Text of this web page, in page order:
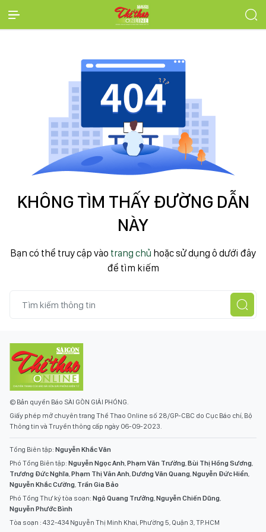
KHÔNG TÌM THẤY ĐƯỜNG DẪN
NÀY
Bạn có thể truy cập vào trang chủ hoặc sử dụng ô dưới đây
để tìm kiếm
© Bản quyền Báo SÀI GÒN GIẢI PHÓNG.
Giấy phép mở chuyên trang Thể Thao Online số 28/GP-CBC do Cục Báo chí, Bộ
Thông tin và Truyền thông cấp ngày 06-09-2023.
Tổng Biên tập: Nguyễn Khắc Văn
Phó Tổng Biên tập: Nguyễn Ngọc Anh,Phạm Văn Trường,Bùi Thị Hồng Sương,
Trương Đức Nghĩa,Phạm Thị Vân Anh,Dương Văn Quang,Nguyễn Đức Hiển,
Nguyễn Khắc Cường, Trần Gia Bảo
Phó Tổng Thư ký tòa soạn: Ngô Quang Trưởng,Nguyễn Chiến Dũng,
Nguyễn Phước Bình
Tòa soạn : 432-434 Nguyễn Thị Minh Khai, Phường 5, Quận 3, TP.HCM